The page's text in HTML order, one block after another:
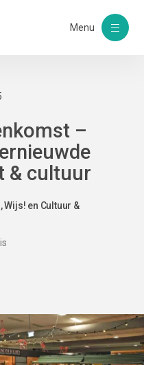
Menu
–
& cultuur
Wijs! en Cultuur &